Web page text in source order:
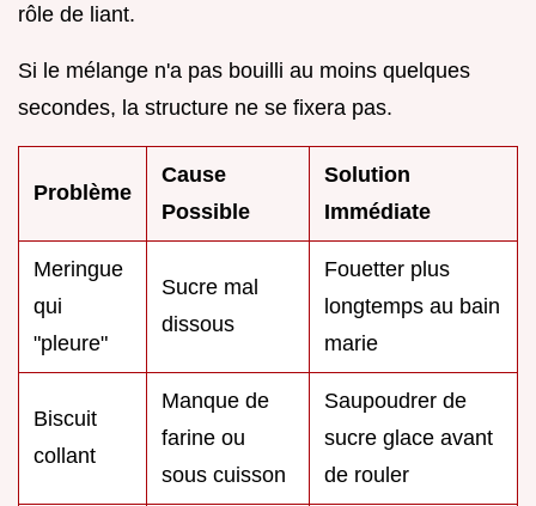
rôle de liant.
Si le mélange n'a pas bouilli au moins quelques
secondes, la structure ne se fixera pas.
Problème
Cause
Possible
Solution
Immédiate
Meringue
qui
"pleure"
Sucre mal
dissous
Fouetter plus
longtemps au bain
marie
Biscuit
collant
Manque de
farine ou
sous cuisson
Saupoudrer de
sucre glace avant
de rouler